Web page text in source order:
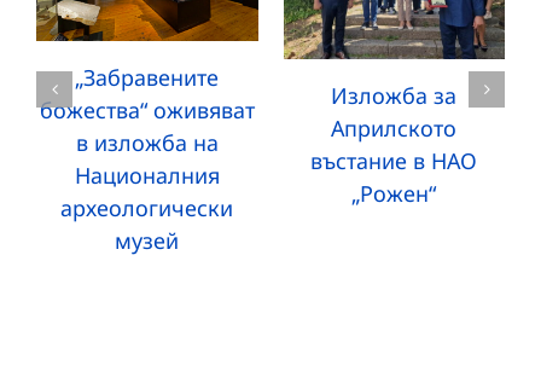
„Забравените
божества“ оживяват
в изложба на
Националния
археологически
музей
Изложба за
Априлското
въстание в НАО
„Рожен“